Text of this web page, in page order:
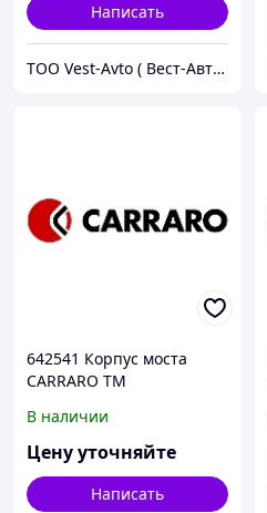
Написать
ТОО Vest-Avto ( Вест-Авто )
642541 Корпус моста
CARRARO TM
В наличии
Цену уточняйте
Написать